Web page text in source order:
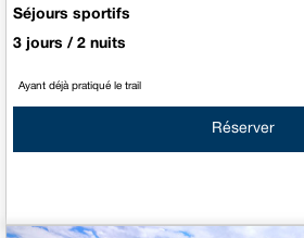
Séjours sportifs
3 jours / 2 nuits
Ayant déjà pratiqué le trail
Réserver